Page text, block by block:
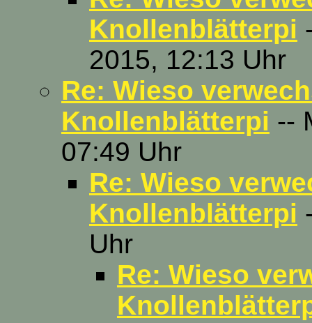
Knollenblätterpi
2015, 12:13 Uhr
Re: Wieso
Knollenblätterpi --
07:49 Uhr
Re: Wieso
Knollenblätterpi
Uhr
Re: Wieso